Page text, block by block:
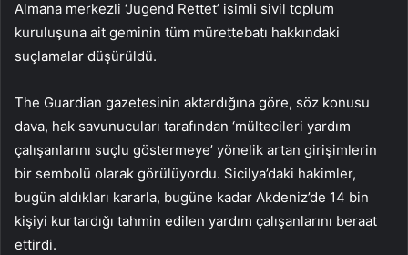
Almana merkezli ‘Jugend Rettet’ isimli sivil toplum
kuruluşuna ait geminin tüm mürettebatı hakkındaki
suçlamalar düşürüldü.
The Guardian gazetesinin aktardığına göre, söz konusu
dava, hak savunucuları tarafından ‘mültecileri yardım
çalışanlarını suçlu göstermeye’ yönelik artan girişimlerin
bir sembolü olarak görülüyordu. Sicilya’daki hakimler,
bugün aldıkları kararla, bugüne kadar Akdeniz’de 14 bin
kişiyi kurtardığı tahmin edilen yardım çalışanlarını beraat
ettirdi.